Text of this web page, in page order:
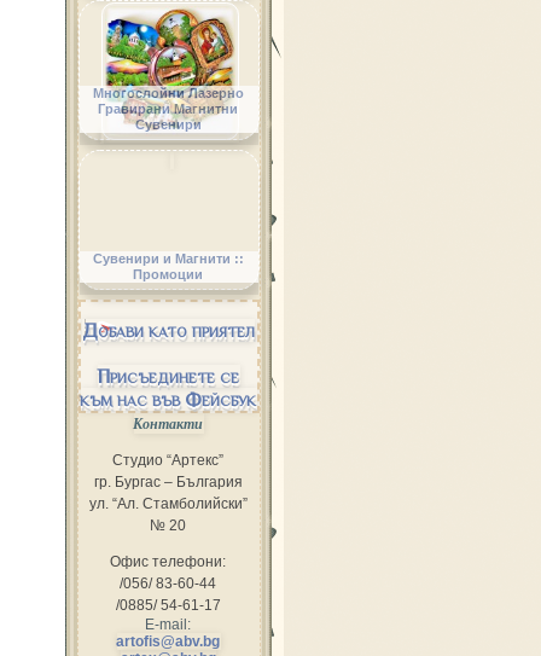
Многослойни Лазерно
Гравирани Магнитни
Сувенири
Сувенири и Магнити ::
Промоции
Добави като приятел
Присъединете се
към нас във Фейсбук
Контакти
Студио “Артекс”
гр. Бургас – България
ул. “Ал. Стамболийски”
№ 20
Офис телефони:
/056/ 83-60-44
/0885/ 54-61-17
E-mail:
artofis@abv.bg